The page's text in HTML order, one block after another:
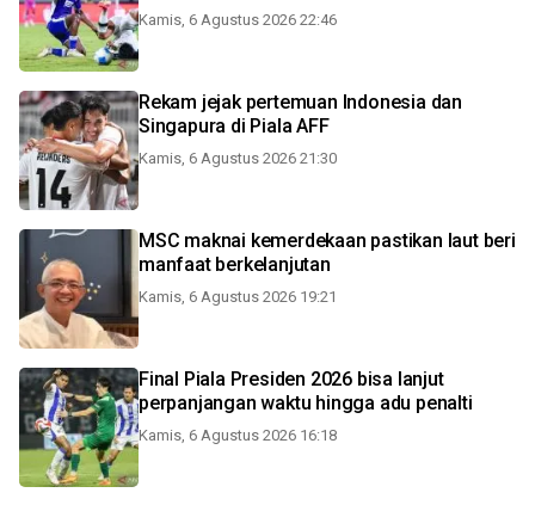
Kamis, 6 Agustus 2026 22:46
Rekam jejak pertemuan Indonesia dan
Singapura di Piala AFF
Kamis, 6 Agustus 2026 21:30
MSC maknai kemerdekaan pastikan laut beri
manfaat berkelanjutan
Kamis, 6 Agustus 2026 19:21
Final Piala Presiden 2026 bisa lanjut
perpanjangan waktu hingga adu penalti
Kamis, 6 Agustus 2026 16:18